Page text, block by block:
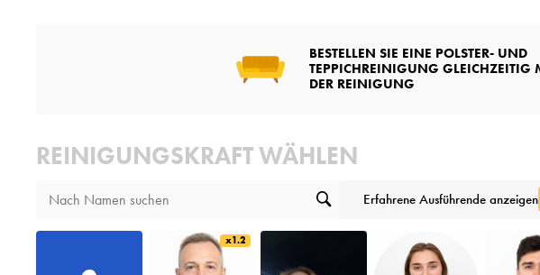
BESTELLEN SIE EINE POLSTER- UND
TEPPICHREINIGUNG GLEICHZEITIG
DER REINIGUNG
REINIGUNGSKRAFT WÄHLEN
Erfahrene Ausführende anzeigen
x1.2